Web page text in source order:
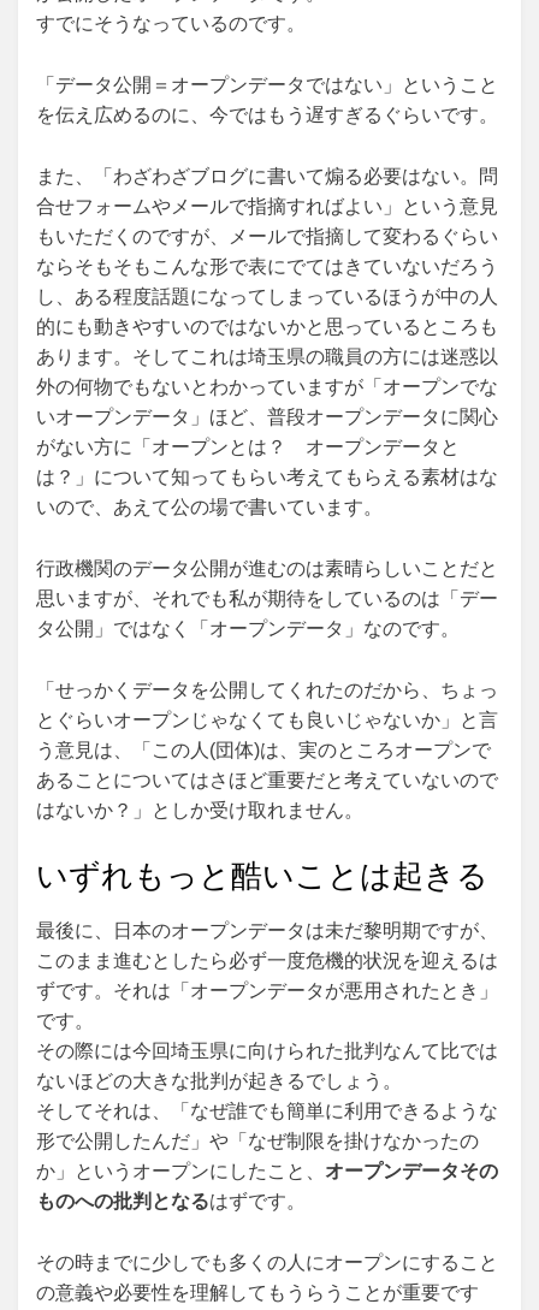
すでにそうなっているのです。
「データ公開＝オープンデータではない」ということ
を伝え広めるのに、今ではもう遅すぎるぐらいです。
また、「わざわざブログに書いて煽る必要はない。問
合せフォームやメールで指摘すればよい」という意見
もいただくのですが、メールで指摘して変わるぐらい
ならそもそもこんな形で表にでてはきていないだろう
し、ある程度話題になってしまっているほうが中の人
的にも動きやすいのではないかと思っているところも
あります。そしてこれは埼玉県の職員の方には迷惑以
外の何物でもないとわかっていますが「オープンでな
いオープンデータ」ほど、普段オープンデータに関心
がない方に「オープンとは？ オープンデータと
は？」について知ってもらい考えてもらえる素材はな
いので、あえて公の場で書いています。
行政機関のデータ公開が進むのは素晴らしいことだと
思いますが、それでも私が期待をしているのは「デー
タ公開」ではなく「オープンデータ」なのです。
「せっかくデータを公開してくれたのだから、ちょっ
とぐらいオープンじゃなくても良いじゃないか」と言
う意見は、「この人(団体)は、実のところオープンで
あることについてはさほど重要だと考えていないので
はないか？」としか受け取れません。
いずれもっと酷いことは起きる
最後に、日本のオープンデータは未だ黎明期ですが、
このまま進むとしたら必ず一度危機的状況を迎えるは
ずです。それは「オープンデータが悪用されたとき」
です。
その際には今回埼玉県に向けられた批判なんて比では
ないほどの大きな批判が起きるでしょう。
そしてそれは、「なぜ誰でも簡単に利用できるような
形で公開したんだ」や「なぜ制限を掛けなかったの
か」というオープンにしたこと、 オープンデータその
ものへの批判となるはずです。
その時までに少しでも多くの人にオープンにすること
の意義や必要性を理解してもうらうことが重要です